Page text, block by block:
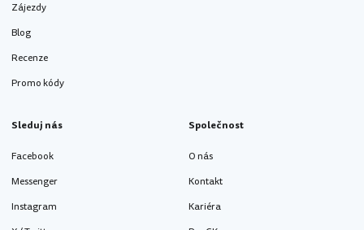
Zájezdy
Blog
Recenze
Promo kódy
Sleduj nás
Facebook
Messenger
Instagram
Společnost
O nás
Kontakt
Kariéra